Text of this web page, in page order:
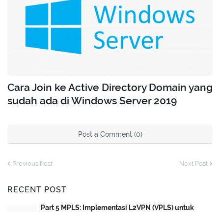
Cara Join ke Active Directory Domain yang
sudah ada di Windows Server 2019
Post a Comment (0)
Previous Post Next Post
RECENT POST
Part 5 MPLS: Implementasi L2VPN (VPLS) untuk